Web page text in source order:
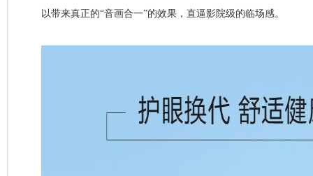
以带来真正的“音画合一”的效果，直逼影院级的临场感。